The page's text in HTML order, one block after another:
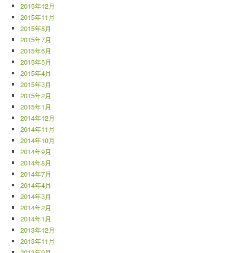
2015年12月
2015年11月
2015年8月
2015年7月
2015年6月
2015年5月
2015年4月
2015年3月
2015年2月
2015年1月
2014年12月
2014年11月
2014年10月
2014年9月
2014年8月
2014年7月
2014年4月
2014年3月
2014年2月
2014年1月
2013年12月
2013年11月